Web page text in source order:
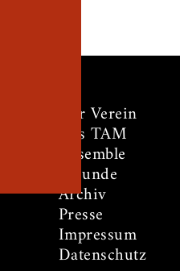
Der Verein
Das TAM
Ensemble
Freunde
Archiv
Presse
Impressum
Datenschutz